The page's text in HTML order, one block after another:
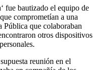
fue bautizado el equipo de
comprometían a una
Pública que colaboraban
otros dispositivos
reunión en el